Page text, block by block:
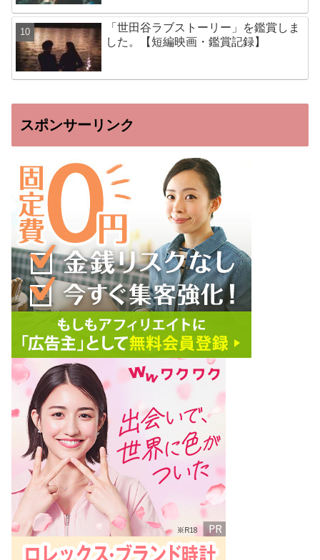
「世田谷ラブストーリー」を鑑賞しま
した。【短編映画・鑑賞記録】
スポンサーリンク